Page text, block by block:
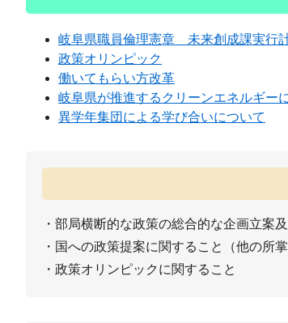
岐阜県職員倫理憲章 未来創成課実行
政策オリンピック
働いてもらい方改革
岐阜県が推進するクリーンエネルギー
異学年集団による学び合いについて
・部局横断的な政策の総合的な企画立案
・国への政策提案に関すること（他の所
・政策オリンピックに関すること